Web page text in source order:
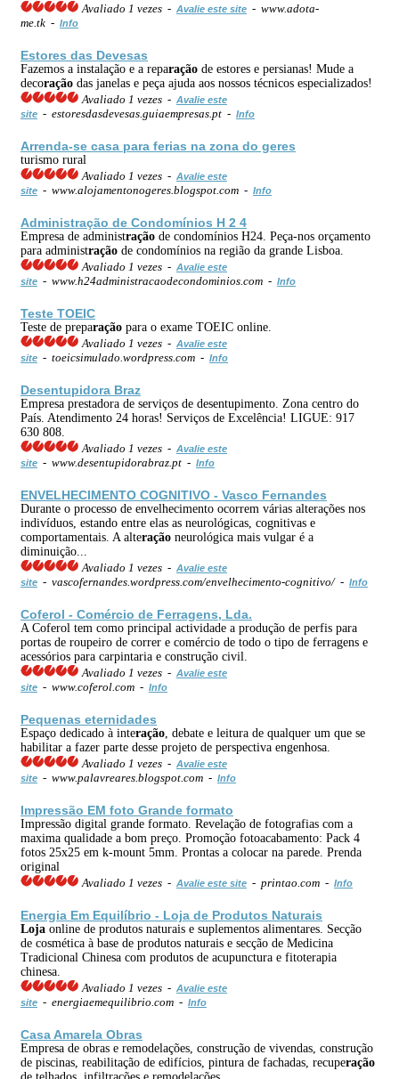
Avaliado 1 vezes - Avalie este site - www.adota-
me.tk - Info
Estores das Devesas
Fazemos a instalação e a reparação de estores e persianas! Mude a
decoração das janelas e peça ajuda aos nossos técnicos especializados!
Avaliado 1 vezes - Avalie este
site - estoresdasdevesas.guiaempresas.pt - Info
Arrenda-se casa para ferias na zona do geres
turismo rural
Avaliado 1 vezes - Avalie este
site - www.alojamentonogeres.blogspot.com - Info
Administração de Condomínios H 2 4
Empresa de administração de condomínios H24. Peça-nos orçamento
para administração de condomínios na região da grande Lisboa.
Avaliado 1 vezes - Avalie este
site - www.h24administracaodecondominios.com - Info
Teste TOEIC
Teste de preparação para o exame TOEIC online.
Avaliado 1 vezes - Avalie este
site - toeicsimulado.wordpress.com - Info
Desentupidora Braz
Empresa prestadora de serviços de desentupimento. Zona centro do
País. Atendimento 24 horas! Serviços de Excelência! LIGUE: 917
630 808.
Avaliado 1 vezes - Avalie este
site - www.desentupidorabraz.pt - Info
ENVELHECIMENTO COGNITIVO - Vasco Fernandes
Durante o processo de envelhecimento ocorrem várias alterações nos
indivíduos, estando entre elas as neurológicas, cognitivas e
comportamentais. A alteração neurológica mais vulgar é a
diminuição...
Avaliado 1 vezes - Avalie este
site - vascofernandes.wordpress.com/envelhecimento-cognitivo/ - Info
Coferol - Comércio de Ferragens, Lda.
A Coferol tem como principal actividade a produção de perfis para
portas de roupeiro de correr e comércio de todo o tipo de ferragens e
acessórios para carpintaria e construção civil.
Avaliado 1 vezes - Avalie este
site - www.coferol.com - Info
Pequenas eternidades
Espaço dedicado à interação , debate e leitura de qualquer um que se
habilitar a fazer parte desse projeto de perspectiva engenhosa.
Avaliado 1 vezes - Avalie este
site - www.palavreares.blogspot.com - Info
Impressão EM foto Grande formato
Impressão digital grande formato. Revelação de fotografias com a
maxima qualidade a bom preço. Promoção fotoacabamento: Pack 4
fotos 25x25 em k-mount 5mm. Prontas a colocar na parede. Prenda
original
Avaliado 1 vezes - Avalie este site - printao.com - Info
Energia Em Equilíbrio - Loja de Produtos Naturais
Loja online de produtos naturais e suplementos alimentares. Secção
de cosmética à base de produtos naturais e secção de Medicina
Tradicional Chinesa com produtos de acupunctura e fitoterapia
chinesa.
Avaliado 1 vezes - Avalie este
site - energiaemequilibrio.com - Info
Casa Amarela Obras
Empresa de obras e remodelações, construção de vivendas, construção
de piscinas, reabilitação de edifícios, pintura de fachadas, recuperação